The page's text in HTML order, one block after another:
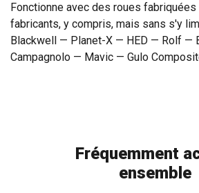
Fonctionne avec des roues fabriquées
fabricants, y compris, mais sans s'y
Blackwell — Planet-X — HED — Rolf —
Campagnolo — Mavic — Gulo
Fréquemment
ensemble